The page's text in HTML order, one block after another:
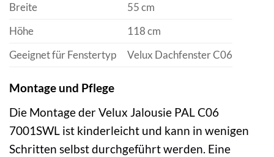
Breite
55 cm
Höhe
118 cm
Geeignet für Fenstertyp
Velux Dachfenster C06
Montage und Pflege
Die Montage der Velux Jalousie PAL C06
7001SWL ist kinderleicht und kann in wenigen
Schritten selbst durchgeführt werden. Eine